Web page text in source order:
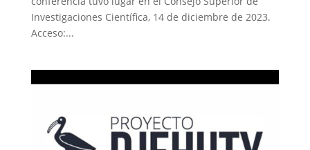
Investigaciones Científica, 14 de diciembre de 2023.
Acceso:...